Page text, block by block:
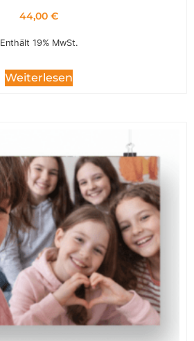
44,00 €
Enthält 19% MwSt.
Weiterlesen